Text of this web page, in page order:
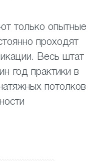
только опытные
проходят
Весь штат
год практики в
потолков